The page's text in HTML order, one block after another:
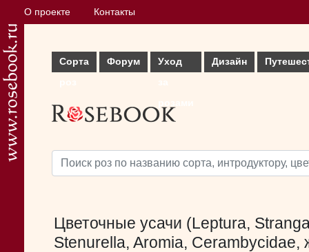
О проекте Контакты
Сорта
Форум
Уход
Дизайн
Цветочные усачи (Leptura,
Stenurella, Aromia, Cerambycidae,